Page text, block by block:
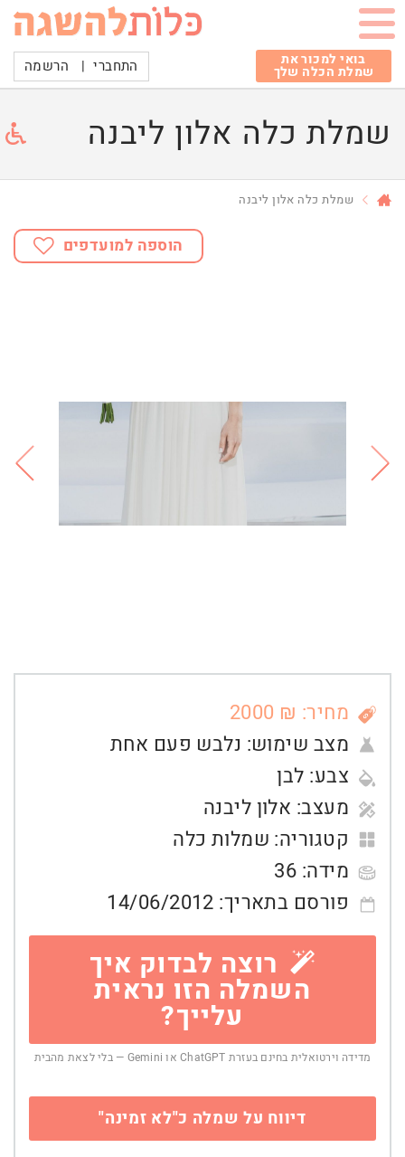
בואי למכור את
שמלת הכלה שלך התחברי | הרשמה
שמלת כלה אלון ליבנה
שמלת כלה אלון ליבנה
הוספה למועדפים
מחיר: ₪ 2000
מצב שימוש: נלבש פעם אחת
צבע: לבן
מעצב: אלון ליבנה
קטגוריה: שמלות כלה
מידה: 36
פורסם בתאריך: 14/06/2012
רוצה לבדוק איך
השמלה הזו נראית
עלייך?
מדידה וירטואלית בחינם בעזרת ChatGPT או Gemini — בלי לצאת מהבית
דיווח על שמלה כ"לא זמינה"